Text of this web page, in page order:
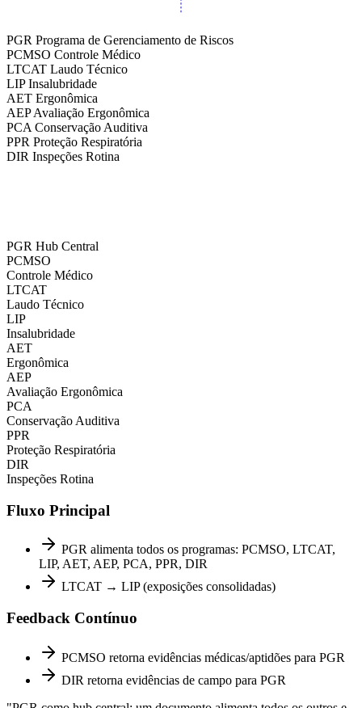
PGR Programa de Gerenciamento de Riscos
PCMSO Controle Médico
LTCAT Laudo Técnico
LIPInsalubridade
AET Ergonômica
AEPAvaliação Ergonômica
PCA Conservação Auditiva
PPR Proteção Respiratória
DIR Inspeções Rotina
PGR Hub Central
PCMSO
Controle Médico
LTCAT
Laudo Técnico
LIP
Insalubridade
AET
Ergonômica
AEP
Avaliação Ergonômica
PCA
Conservação Auditiva
PPR
Proteção Respiratória
DIR
Inspeções Rotina
Fluxo Principal
PGR alimenta todos os programas: PCMSO, LTCAT,
LIP, AET, AEP, PCA, PPR, DIR
LTCAT → LIP (exposições consolidadas)
Feedback Contínuo
PCMSO retorna evidências médicas/aptidões para PGR
DIR retorna evidências de campo para PGR